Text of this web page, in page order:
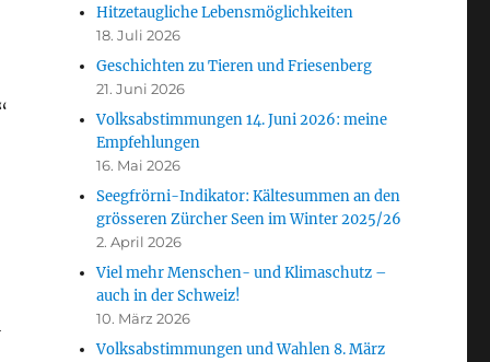
Hitzetaugliche Lebensmöglichkeiten
18. Juli 2026
Geschichten zu Tieren und Friesenberg
21. Juni 2026
Volksabstimmungen 14. Juni 2026: meine
Empfehlungen
16. Mai 2026
Seegfrörni-Indikator: Kältesummen an den
grösseren Zürcher Seen im Winter 2025/26
2. April 2026
Viel mehr Menschen- und Klimaschutz –
auch in der Schweiz!
10. März 2026
Volksabstimmungen und Wahlen 8. März